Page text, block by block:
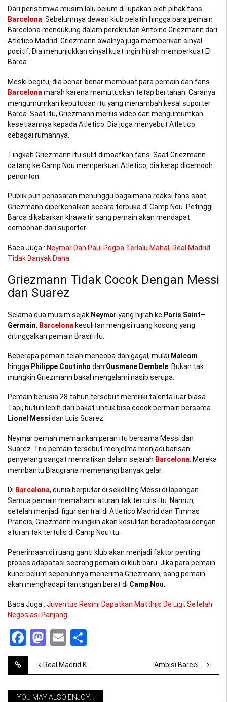
Dari peristimwa musim lalu belum di lupakan oleh pihak fans
Barcelona . Sebelumnya dewan klub pelatih hingga para pemain
Barcelona mendukung dalam perekrutan Antoine Griezmann dari
Atletico Madrid. Griezmann awalnya juga memberikan sinyal
positif. Dia menunjukkan sinyal kuat ingin hijrah memperkuat El
Barca.
Meski begitu, dia benar-benar membuat para pemain dan fans
Barcelona marah karena memutuskan tetap bertahan. Caranya
mengumumkan keputusan itu yang menambah kesal suporter
Barca. Saat itu, Griezmann merilis video dan mengumumkan
kesetiaannya kepada Atletico. Dia juga menyebut Atletico
sebagai rumahnya.
Tingkah Griezmann itu sulit dimaafkan fans. Saat Griezmann
datang ke Camp Nou memperkuat Atletico, dia kerap dicemooh
penonton.
Publik pun penasaran menunggu bagaimana reaksi fans saat
Griezmann diperkenalkan secara terbuka di Camp Nou. Petinggi
Barca dikabarkan khawatir sang pemain akan mendapat
cemoohan dari suporter.
Baca Juga : Neymar Dan Paul Pogba Terlalu Mahal, Real Madrid
Tidak Banyak Dana
Griezmann Tidak Cocok Dengan Messi
dan Suarez
Selama dua musim sejak Neymar yang hijrah ke Paris Saint–
Germain, Barcelona kesulitan mengisi ruang kosong yang
ditinggalkan pemain Brasil itu.
Beberapa pemain telah mencoba dan gagal, mulai Malcom
hingga Philippe Coutinho dan Ousmane Dembele . Bukan tak
mungkin Griezmann bakal mengalami nasib serupa.
Pemain berusia 28 tahun tersebut memiliki talenta luar biasa.
Tapi, butuh lebih dari bakat untuk bisa cocok bermain bersama
Lionel Messi dan Luis Suarez.
Neymar pernah memainkan peran itu bersama Messi dan
Suarez. Trio pemain tersebut menjelma menjadi barisan
penyerang sangat mematikan dalam sejarah Barcelona . Mereka
membantu Blaugrana memenangi banyak gelar.
Di Barcelona, dunia berputar di sekeliling Messi di lapangan.
Semua pemain memahami aturan tak tertulis itu. Namun,
setelah menjadi figur sentral di Atletico Madrid dan Timnas
Prancis, Griezmann mungkin akan kesulitan beradaptasi dengan
aturan tak tertulis di Camp Nou itu.
Penerimaan di ruang ganti klub akan menjadi faktor penting
proses adapatasi seorang pemain di klub baru. Jika para pemain
kunci belum sepenuhnya menerima Griezmann, sang pemain
akan menghadapi tantangan berat di Camp Nou
Baca Juga : Juventus Resmi Dapatkan Matthijs De Ligt Setelah
Negosiasi Panjang
Facebook
Mastodon
Email
Post
navigation
Real Madrid Kembali Datangkan Pemain Jepang, Eiji Kubo Ambisi Barcelona Gagal Dapatkan De Ligt, Alternatif Lain Adalah Todibo
YOU MAY ALSO ENJOY...